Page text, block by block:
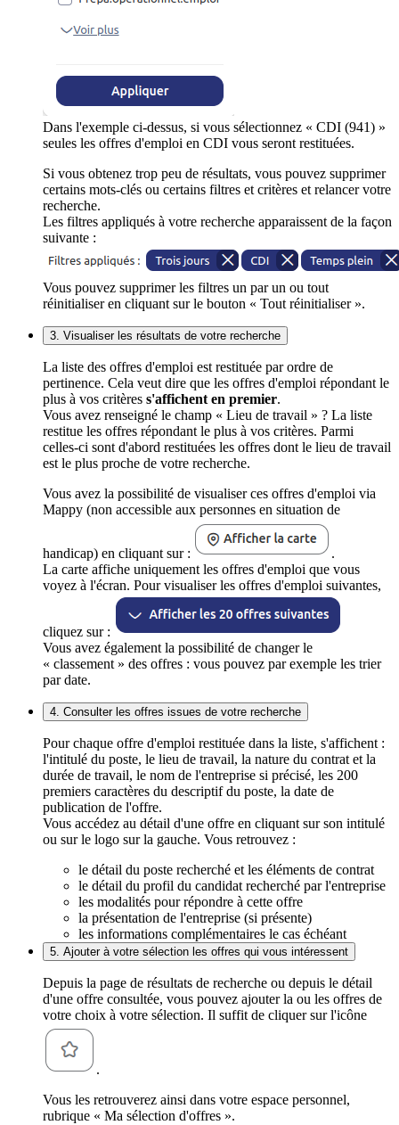
Dans l'exemple ci-dessus, si vous sélectionnez « CDI (941) »
seules les offres d'emploi en CDI vous seront restituées.
Si vous obtenez trop peu de résultats, vous pouvez supprimer
certains mots-clés ou certains filtres et critères et relancer votre
recherche.
Les filtres appliqués à votre recherche apparaissent de la façon
suivante :
Vous pouvez supprimer les filtres un par un ou tout
réinitialiser en cliquant sur le bouton « Tout réinitialiser ».
3. Visualiser les résultats de votre recherche
La liste des offres d'emploi est restituée par ordre de
pertinence. Cela veut dire que les offres d'emploi répondant le
plus à vos critères s'affichent en premier.
Vous avez renseigné le champ « Lieu de travail » ? La liste
restitue les offres répondant le plus à vos critères. Parmi
celles-ci sont d'abord restituées les offres dont le lieu de travail
est le plus proche de votre recherche.
Vous avez la possibilité de visualiser ces offres d'emploi via
Mappy (non accessible aux personnes en situation de
handicap) en cliquant sur :
.
La carte affiche uniquement les offres d'emploi que vous
voyez à l'écran. Pour visualiser les offres d'emploi suivantes,
cliquez sur :
Vous avez également la possibilité de changer le
« classement » des offres : vous pouvez par exemple les trier
par date.
4. Consulter les offres issues de votre recherche
Pour chaque offre d'emploi restituée dans la liste, s'affichent :
l'intitulé du poste, le lieu de travail, la nature du contrat et la
durée de travail, le nom de l'entreprise si précisé, les 200
premiers caractères du descriptif du poste, la date de
publication de l'offre.
Vous accédez au détail d'une offre en cliquant sur son intitulé
ou sur le logo sur la gauche. Vous retrouvez :
le détail du poste recherché et les éléments de contrat
le détail du profil du candidat recherché par l'entreprise
les modalités pour répondre à cette offre
la présentation de l'entreprise (si présente)
les informations complémentaires le cas échéant
5. Ajouter à votre sélection les offres qui vous intéressent
Depuis la page de résultats de recherche ou depuis le détail
d'une offre consultée, vous pouvez ajouter la ou les offres de
votre choix à votre sélection. Il suffit de cliquer sur l'icône
.
Vous les retrouverez ainsi dans votre espace personnel,
rubrique « Ma sélection d'offres ».